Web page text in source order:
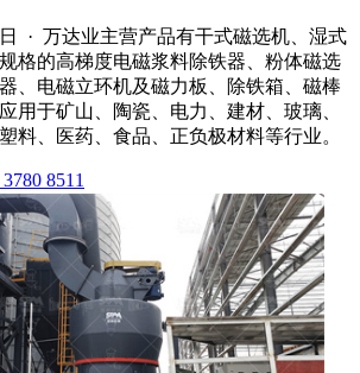
日 · 万达业主营产品有干式磁选机、湿式
格的高梯度电磁浆料除铁器、粉体磁选
、电磁立环机及磁力板、除铁箱、磁棒
用于矿山、陶瓷、电力、建材、玻璃、
料、医药、食品、正负极材料等行业。
8511